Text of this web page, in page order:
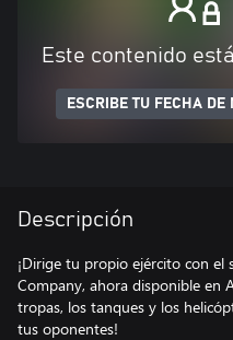
Este contenido
ESCRIBE TU FECHA DE
Descripción
¡Dirige tu propio ejército con el
Company, ahora disponible en
tropas, los tanques y los
tus oponentes!